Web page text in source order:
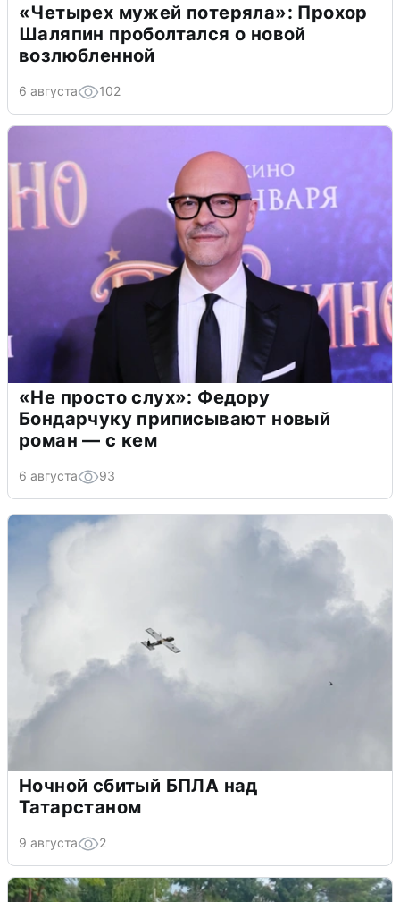
«Четырех мужей потеряла»: Прохор
Шаляпин проболтался о новой
возлюбленной
6 августа 102
«Не просто слух»: Федору
Бондарчуку приписывают новый
роман — с кем
6 августа 93
Ночной сбитый БПЛА над
Татарстаном
9 августа 2